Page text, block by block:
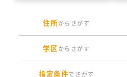
住所からさがす
学区からさがす
指定条件でさがす